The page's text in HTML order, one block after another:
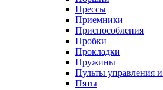
Прессы
Приемники
Приспособления
Пробки
Прокладки
Пружины
Пульты управления
Пяты